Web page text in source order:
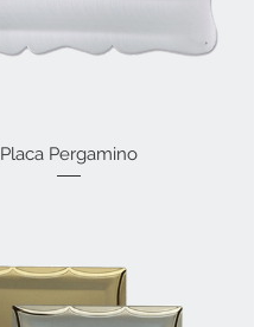
Placa Pergamino